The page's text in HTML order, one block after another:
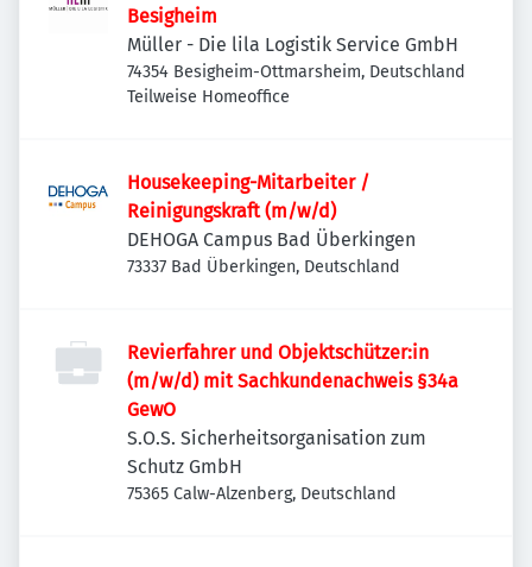
Besigheim
Müller - Die lila Logistik Service GmbH
74354 Besigheim-Ottmarsheim, Deutschland
Teilweise Homeoffice
Housekeeping-Mitarbeiter /
Reinigungskraft (m/w/d)
DEHOGA Campus Bad Überkingen
73337 Bad Überkingen, Deutschland
Revierfahrer und Objektschützer:in
(m/w/d) mit Sachkundenachweis §34a
GewO
S.O.S. Sicherheitsorganisation zum
Schutz GmbH
75365 Calw-Alzenberg, Deutschland